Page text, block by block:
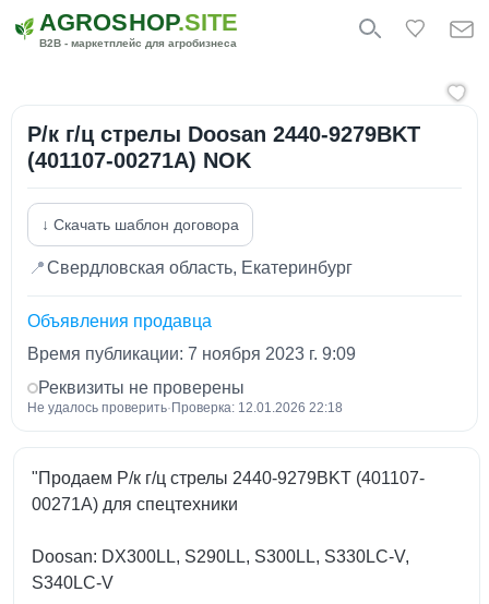
AGROSHOP.SITE
B2B - маркетплейс для агробизнеса
Р/к г/ц стрелы Doosan 2440-9279BKT
(401107-00271A) NOK
↓ Скачать шаблон договора
📍Свердловская область, Екатеринбург
Объявления продавца
Время публикации: 7 ноября 2023 г. 9:09
Реквизиты не проверены
Не удалось проверить· Проверка: 12.01.2026 22:18
"Продаем Р/к г/ц стрелы 2440-9279BKT (401107-
00271A) для спецтехники
Doosan: DX300LL, S290LL, S300LL, S330LC-V,
S340LC-V